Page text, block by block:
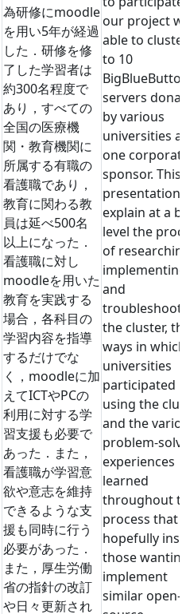
為研修にmoodle
を用い5年が経過
した．研修を修
了した学習者は
約300名程度で
あり，すべての
全国の医療機
関・教育機関に
所属する有職の
看護職であり，
教育に関わる教
員は延べ500名
以上になった．
看護職に対し
moodleを用いた
教育を実践する
場合，各科目の
学習内容を指導
するだけでな
く，moodleに加
えてICTやPCの
利用に対する学
習支援も必要で
あった．また，
看護職が学習意
欲や意志を維持
できるような支
援も同時に行う
必要があった．
また，厚生労働
省の指針の改訂
や日々更新され
our project
able to
to 10
servers
by various
universities
one
sponsor. This
presentation
explain at a
level the
of
and
the cluster,
ways in which
universities
participated
using the
and the
problem-
experiences
learned
throughout
process that
hopefully
those
implement
similar open-